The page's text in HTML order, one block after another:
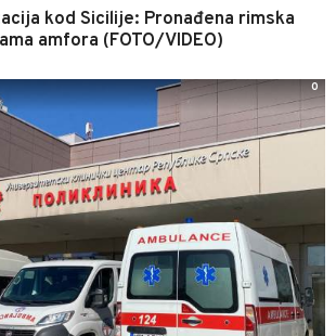
kod Sicilije: Pronađena rimska
amfora (FOTO/VIDEO)
0